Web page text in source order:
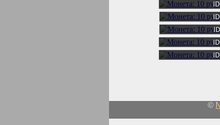
ID
ID
ID
ID
ID
©